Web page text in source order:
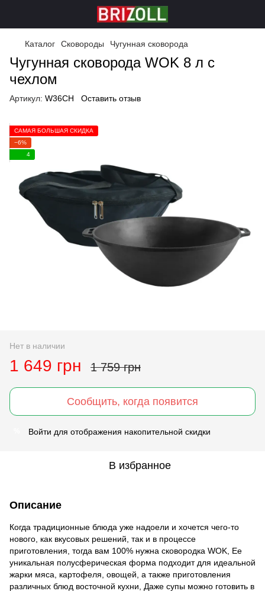
Каталог Сковороды Чугунная сковорода
Чугунная сковорода WOK 8 л с
чехлом
Артикул: W36CH Оставить отзыв
САМАЯ БОЛЬШАЯ СКИДКА
−6%
4
Нет в наличии
1 649 грн 1 759 грн
Сообщить, когда появится
Войти для отображения накопительной скидки
В избранное
Описание
Когда традиционные блюда уже надоели и хочется чего-то
нового, как вкусовых решений, так и в процессе
приготовления, тогда вам 100% нужна сковородка WOK, Ее
уникальная полусферическая форма подходит для идеальной
жарки мяса, картофеля, овощей, а также приготовления
различных блюд восточной кухни, Даже супы можно готовить в